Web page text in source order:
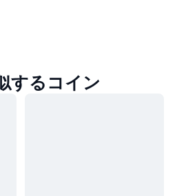
するコイン